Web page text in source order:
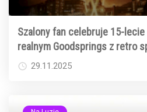
Szalony fan celebruje 15-
realnym Goodsprings z retro
29.11.2025